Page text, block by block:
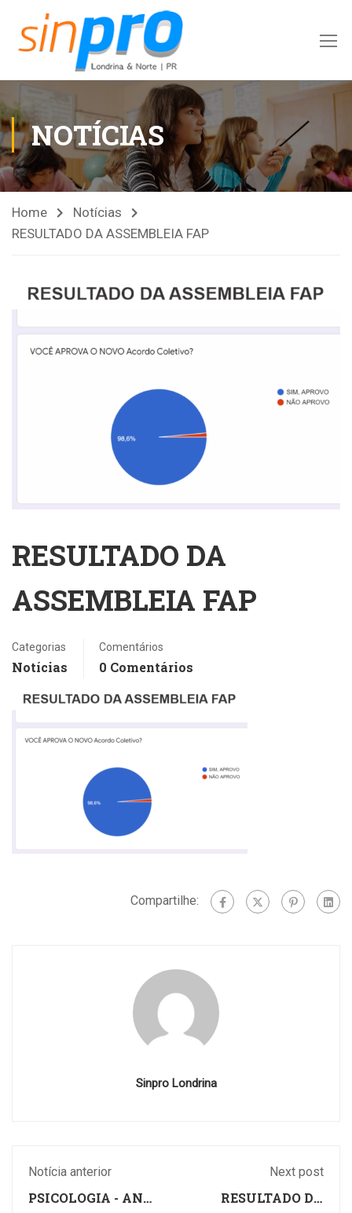
NOTÍCIAS
Home
Notícias
RESULTADO DA ASSEMBLEIA FAP
RESULTADO DA
ASSEMBLEIA FAP
Categorias
Notícias
Comentários
0 Comentários
Compartilhe:
Sinpro Londrina
Notícia anterior
PSICOLOGIA - ANA
Next post
RESULTADO DA